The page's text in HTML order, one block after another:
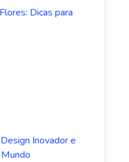
Dicas para
Inovador e